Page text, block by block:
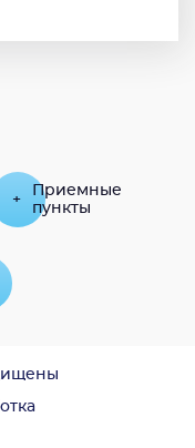
+
Приемные
пункты